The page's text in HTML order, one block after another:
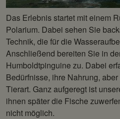
Das Erlebnis startet mit einem
Polarium. Dabei sehen Sie
Technik, die für die
Anschließend bereiten Sie in
Humboldtpinguine zu. Dabei
Bedürfnisse, ihre Nahrung,
Tierart. Ganz aufgeregt ist
ihnen später die Fische
nicht möglich.